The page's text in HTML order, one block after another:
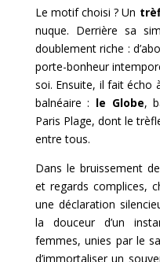
Le motif choisi ? Un
nuque. Derrière sa
doublement riche :
porte-bonheur
soi. Ensuite, il fait écho
balnéaire : le Globe,
Paris Plage, dont le
entre tous.
Dans le bruissement
et regards complices,
une déclaration
la douceur d’un
femmes, unies par le
d’immortaliser un